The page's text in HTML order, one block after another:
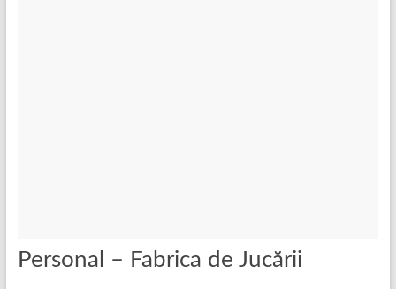
Personal – Fabrica de Jucării